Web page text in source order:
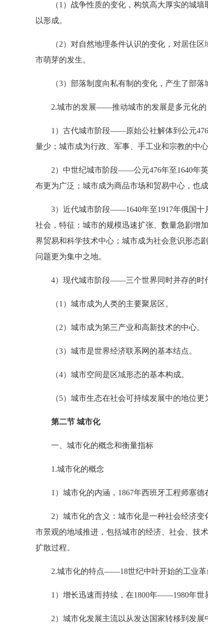
（1）战争性质的变化，构筑高大厚实的城墙
以形成。
（2）对自然地理条件认识的变化，对居住区
市萌芽的发生。
（3）部落制度向私有制的变化，产生了部落城
2.城市的发展——推动城市的发展是多元化的
1）古代城市阶段——原始公社解体到公元476
量少；城市成为行政、军事、手工业和宗教的中
2）中世纪城市阶段——公元476年至1640年英
布更为广泛；城市成为商品市场和贸易中心，也
3）近代城市阶段——1640年至1917年俄国十
社会，特征：城市的规模迅速扩张、数量急剧增
界贸易和科学技术中心；城市成为社会意识形态
问题更为集中之地。
4）现代城市阶段——三个世界同时并存的时
（1）城市成为人类的主要聚居区。
（2）城市成为第三产业和高新技术的中心。
（3）城市是世界经济联系网的基本结点。
（4）城市空间是区域形态的基本构成。
（5）城市生态在社会可持续发展中的地位更
第二节 城市化
一、城市化的概念和衡量指标
1.城市化的概念
1）城市化的内涵，1867年西班牙工程师塞德
2）城市化的含义：城市化是一种社会经济变
市景观的地域推进，包括城市的经济、社会、技
扩散过程。
2.城市化的特点——18世纪中叶开始的工业革
1）增长迅速而持续，在1800年——1980年世界
2）城市化发展主流以从发达国家转移到发展